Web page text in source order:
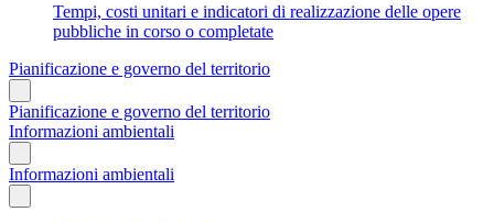
Tempi, costi unitari e indicatori di realizzazione delle opere
pubbliche in corso o completate
Pianificazione e governo del territorio
Pianificazione e governo del territorio
Informazioni ambientali
Informazioni ambientali